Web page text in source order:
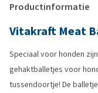
Productinformatie
Vitakraft Meat
Speciaal voor honden
gehaktballetjes voor
tussendoortje! De